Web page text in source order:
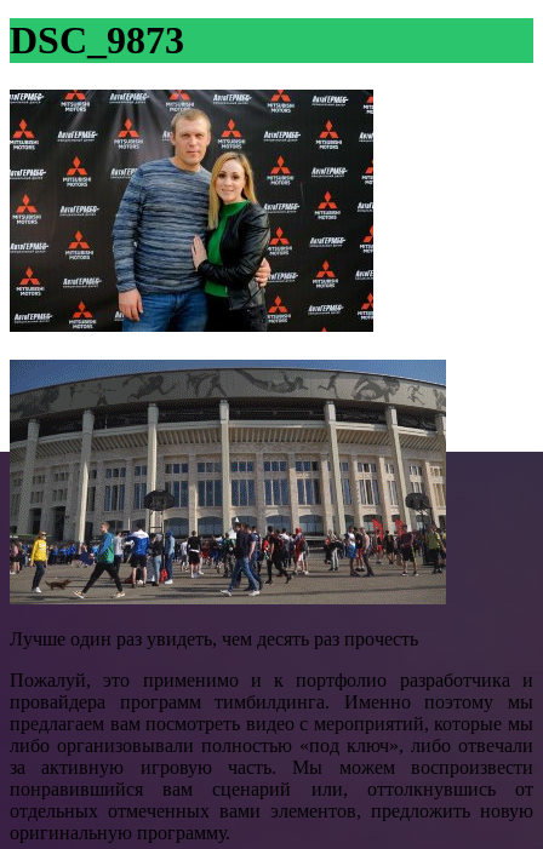
DSC_9873
Лучше один раз увидеть, чем десять раз прочесть
Пожалуй, это применимо и к портфолио разработчика и
провайдера программ тимбилдинга. Именно поэтому мы
предлагаем вам посмотреть видео с мероприятий, которые мы
либо организовывали полностью «под ключ», либо отвечали
за активную игровую часть. Мы можем воспроизвести
понравившийся вам сценарий или, оттолкнувшись от
отдельных отмеченных вами элементов, предложить новую
оригинальную программу.